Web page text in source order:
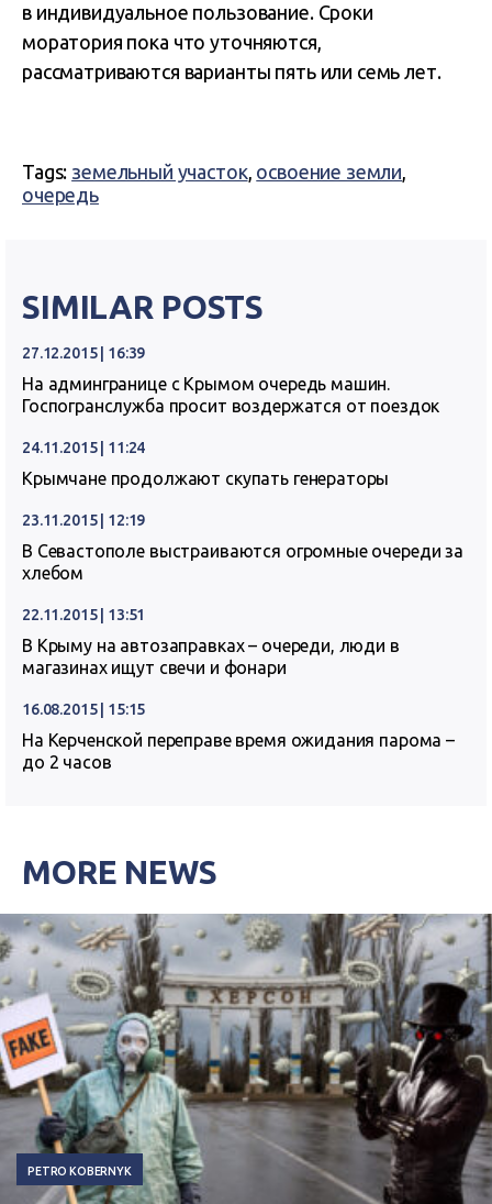
в индивидуальное пользование. Сроки
моратория пока что уточняются,
рассматриваются варианты пять или семь лет.
Tags: земельный участок, освоение земли,
очередь
SIMILAR POSTS
27.12.2015 | 16:39
На админгранице с Крымом очередь машин.
Госпогранслужба просит воздержатся от поездок
24.11.2015 | 11:24
Крымчане продолжают скупать генераторы
23.11.2015 | 12:19
В Севастополе выстраиваются огромные очереди за
хлебом
22.11.2015 | 13:51
В Крыму на автозаправках – очереди, люди в
магазинах ищут свечи и фонари
16.08.2015 | 15:15
На Керченской переправе время ожидания парома –
до 2 часов
MORE NEWS
PETRO KOBERNYK